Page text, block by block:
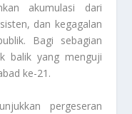
akumulasi dari
dan kegagalan
Bagi sebagian
balik yang menguji
ke-21.
pergeseran